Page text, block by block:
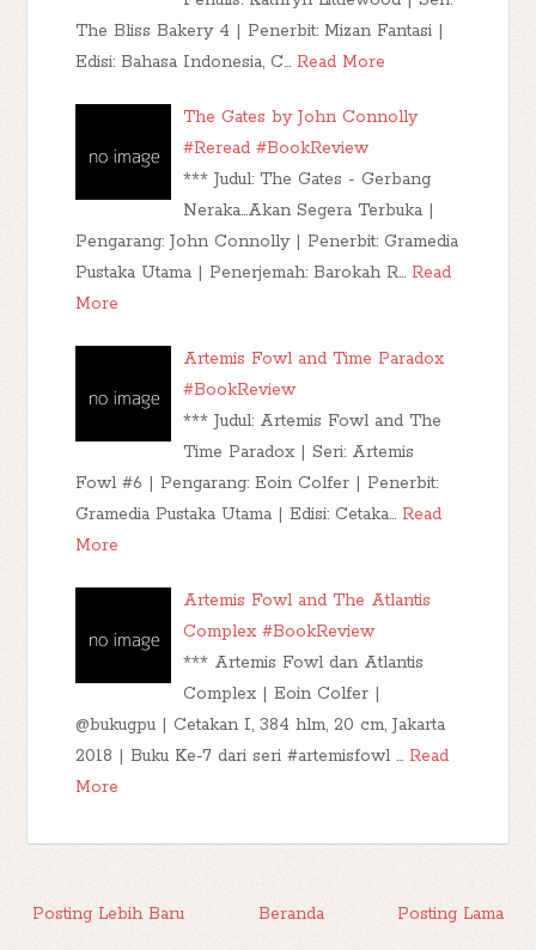
The Bliss Bakery 4 | Penerbit: Mizan Fantasi |
Edisi: Bahasa Indonesia, C… Read More
The Gates by John Connolly
#Reread #BookReview
*** Judul: The Gates - Gerbang
Neraka...Akan Segera Terbuka |
Pengarang: John Connolly | Penerbit: Gramedia
Pustaka Utama | Penerjemah: Barokah R… Read
More
Artemis Fowl and Time Paradox
#BookReview
*** Judul: Artemis Fowl and The
Time Paradox | Seri: Artemis
Fowl #6 | Pengarang: Eoin Colfer | Penerbit:
Gramedia Pustaka Utama | Edisi: Cetaka… Read
More
Artemis Fowl and The Atlantis
Complex #BookReview
*** Artemis Fowl dan Atlantis
Complex | Eoin Colfer |
@bukugpu | Cetakan I, 384 hlm, 20 cm, Jakarta
2018 | Buku Ke-7 dari seri #artemisfowl … Read
More
Posting Lebih Baru Posting Lama
Beranda